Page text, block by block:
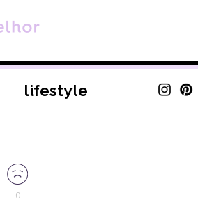
lifestyle
0